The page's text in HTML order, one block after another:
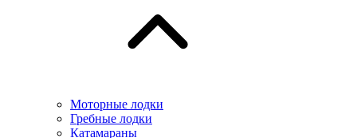
Моторные лодки
Гребные лодки
Катамараны